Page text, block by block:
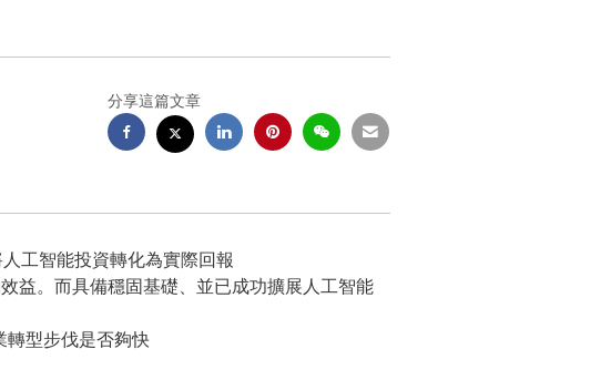
分享這篇文章
工智能投資轉化為實際回報
益。而具備穩固基礎、並已成功擴展人工智能
型步伐是否夠快